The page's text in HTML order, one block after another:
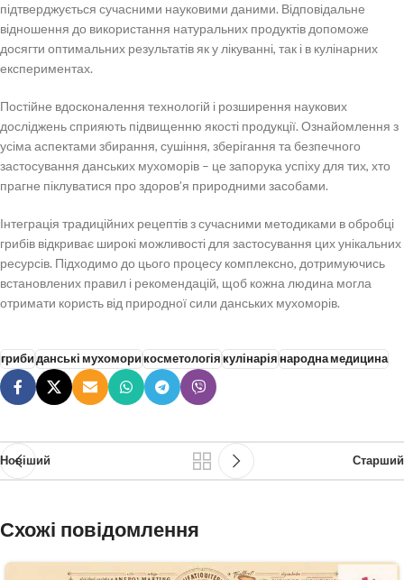
підтверджується сучасними науковими даними. Відповідальне
відношення до використання натуральних продуктів допоможе
досягти оптимальних результатів як у лікуванні, так і в кулінарних
експериментах.
Постійне вдосконалення технологій і розширення наукових
досліджень сприяють підвищенню якості продукції. Ознайомлення з
усіма аспектами збирання, сушіння, зберігання та безпечного
застосування данських мухоморів – це запорука успіху для тих, хто
прагне піклуватися про здоров’я природними засобами.
Інтеграція традиційних рецептів з сучасними методиками в обробці
грибів відкриває широкі можливості для застосування цих унікальних
ресурсів. Підходимо до цього процесу комплексно, дотримуючись
встановлених правил і рекомендацій, щоб кожна людина могла
отримати користь від природної сили данських мухоморів.
гриби данські мухомори косметологія кулінарія народна медицина
Новіший Старший
Схожі повідомлення